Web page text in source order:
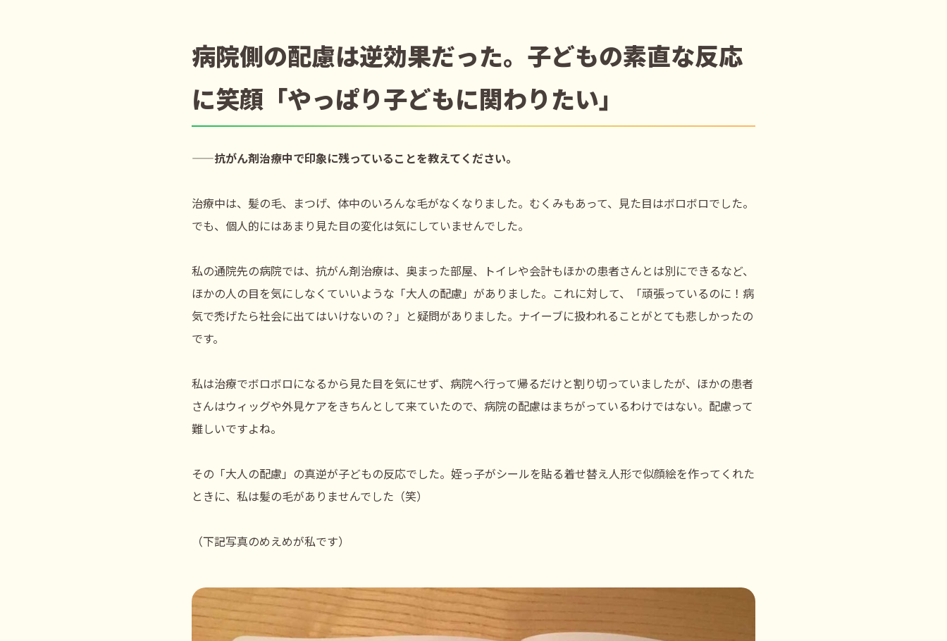
病院側の配慮は逆効果だった。子どもの素直な反応
に笑顔「やっぱり子どもに関わりたい」
――抗がん剤治療中で印象に残っていることを教えてください。
治療中は、髪の毛、まつげ、体中のいろんな毛がなくなりました。むくみもあって、見た目はボロボロでした。
でも、個人的にはあまり見た目の変化は気にしていませんでした。
私の通院先の病院では、抗がん剤治療は、奥まった部屋、トイレや会計もほかの患者さんとは別にできるなど、
ほかの人の目を気にしなくていいような「大人の配慮」がありました。これに対して、「頑張っているのに！病
気で禿げたら社会に出てはいけないの？」と疑問がありました。ナイーブに扱われることがとても悲しかったの
です。
私は治療でボロボロになるから見た目を気にせず、病院へ行って帰るだけと割り切っていましたが、ほかの患者
さんはウィッグや外見ケアをきちんとして来ていたので、病院の配慮はまちがっているわけではない。配慮って
難しいですよね。
その「大人の配慮」の真逆が子どもの反応でした。姪っ子がシールを貼る着せ替え人形で似顔絵を作ってくれた
ときに、私は髪の毛がありませんでした（笑）
（下記写真のめえめが私です）